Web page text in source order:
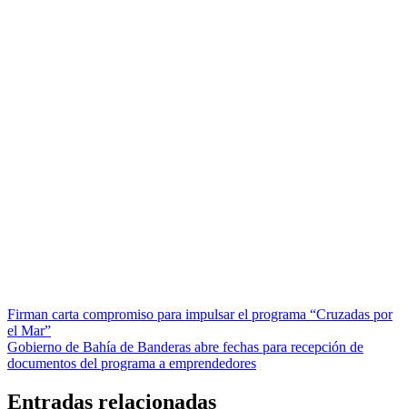
Navegación
de
entradas
Firman carta compromiso para impulsar el programa “Cruzadas por
el Mar”
Gobierno de Bahía de Banderas abre fechas para recepción de
documentos del programa a emprendedores
Entradas relacionadas